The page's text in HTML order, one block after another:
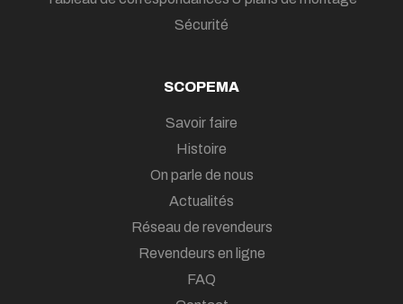
Sécurité
SCOPEMA
Savoir faire
Histoire
On parle de nous
Actualités
Réseau de revendeurs
Revendeurs en ligne
FAQ